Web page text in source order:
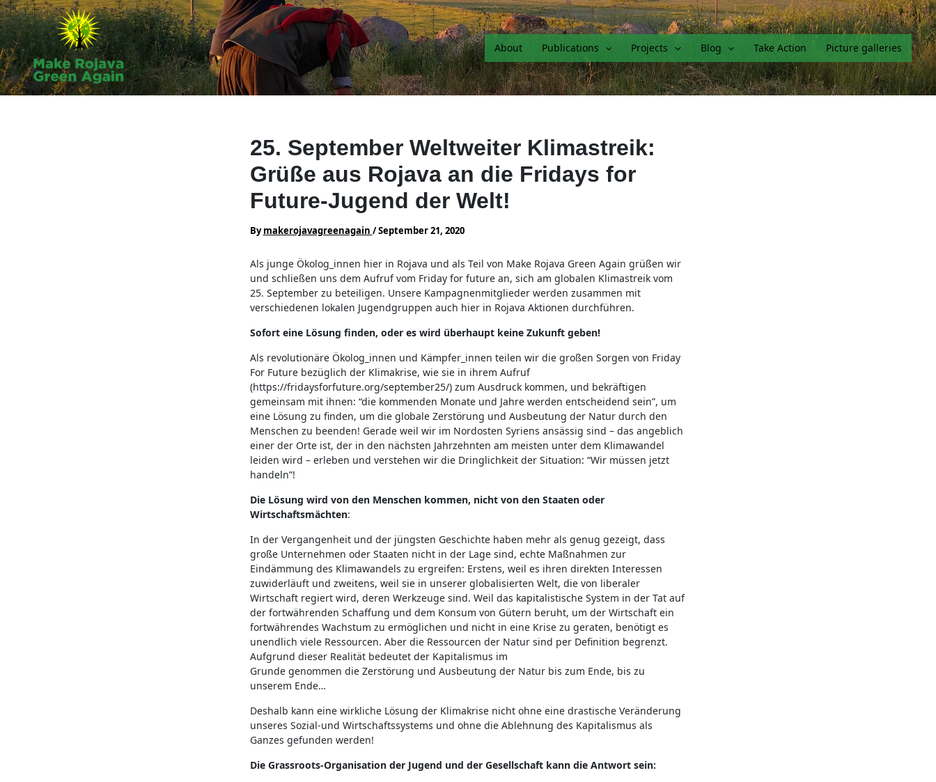
Skip
to
content
About
Publications Projects Blog Take Action Picture galleries
25. September Weltweiter Klimastreik:
Grüße aus Rojava an die Fridays for
Future-Jugend der Welt!
Bymakerojavagreenagain /September 21, 2020
Als junge Ökolog_innen hier in Rojava und als Teil von Make Rojava Green Again grüßen wir
und schließen uns dem Aufruf vom Friday for future an, sich am globalen Klimastreik vom
25. September zu beteiligen. Unsere Kampagnenmitglieder werden zusammen mit
verschiedenen lokalen Jugendgruppen auch hier in Rojava Aktionen durchführen.
Sofort eine Lösung finden, oder es wird überhaupt keine Zukunft geben!
Als revolutionäre Ökolog_innen und Kämpfer_innen teilen wir die großen Sorgen von Friday
For Future bezüglich der Klimakrise, wie sie in ihrem Aufruf
(https://fridaysforfuture.org/september25/) zum Ausdruck kommen, und bekräftigen
gemeinsam mit ihnen: “die kommenden Monate und Jahre werden entscheidend sein”, um
eine Lösung zu finden, um die globale Zerstörung und Ausbeutung der Natur durch den
Menschen zu beenden! Gerade weil wir im Nordosten Syriens ansässig sind – das angeblich
einer der Orte ist, der in den nächsten Jahrzehnten am meisten unter dem Klimawandel
leiden wird – erleben und verstehen wir die Dringlichkeit der Situation: “Wir müssen jetzt
handeln”!
Die Lösung wird von den Menschen kommen, nicht von den Staaten oder
Wirtschaftsmächten:
In der Vergangenheit und der jüngsten Geschichte haben mehr als genug gezeigt, dass
große Unternehmen oder Staaten nicht in der Lage sind, echte Maßnahmen zur
Eindämmung des Klimawandels zu ergreifen: Erstens, weil es ihren direkten Interessen
zuwiderläuft und zweitens, weil sie in unserer globalisierten Welt, die von liberaler
Wirtschaft regiert wird, deren Werkzeuge sind. Weil das kapitalistische System in der Tat auf
der fortwährenden Schaffung und dem Konsum von Gütern beruht, um der Wirtschaft ein
fortwährendes Wachstum zu ermöglichen und nicht in eine Krise zu geraten, benötigt es
unendlich viele Ressourcen. Aber die Ressourcen der Natur sind per Definition begrenzt.
Aufgrund dieser Realität bedeutet der Kapitalismus im
Grunde genommen die Zerstörung und Ausbeutung der Natur bis zum Ende, bis zu
unserem Ende…
Deshalb kann eine wirkliche Lösung der Klimakrise nicht ohne eine drastische Veränderung
unseres Sozial-und Wirtschaftssystems und ohne die Ablehnung des Kapitalismus als
Ganzes gefunden werden!
Die Grassroots-Organisation der Jugend und der Gesellschaft kann die Antwort sein: